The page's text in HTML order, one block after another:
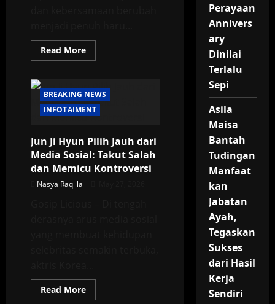
Read MoreRead
more
Ricis
Pecah
Saat
Saksikan
Kurban
Disembelih,
Suasana
Masjid
Mendadak
BREAKING NEWS
INFOTAIMENT
Jun Ji Hyun Pilih Jauh dari
Media Sosial: Takut Salah
dan Memicu Kontroversi
Nasya Raqilla
Read MoreRead
more
Perayaan
Annivers
ary
Dinilai
Terlalu
Sepi
Asila
Maisa
Bantah
Tudingan
Manfaat
kan
Jabatan
Ayah,
Tegaskan
Sukses
dari Hasil
Kerja
Sendiri